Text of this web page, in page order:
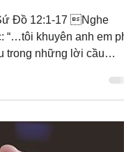
Trong Sự
khuyên anh em
trong những lời cầu